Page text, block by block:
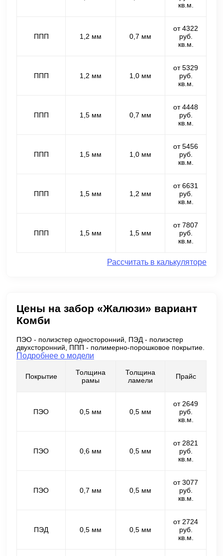
кв.м.
ППП 1,2 мм 0,7 мм
от 4322
руб.
кв.м.
ППП 1,2 мм 1,0 мм
от 5329
руб.
кв.м.
ППП 1,5 мм 0,7 мм
от 4448
руб.
кв.м.
ППП 1,5 мм 1,0 мм
от 5456
руб.
кв.м.
ППП 1,5 мм 1,2 мм
от 6631
руб.
кв.м.
ППП 1,5 мм 1,5 мм
от 7807
руб.
кв.м.
Рассчитать в калькуляторе
Цены на забор «Жалюзи» вариант
Комби
ПЭО - полиэстер односторонний, ПЭД - полиэстер
двухсторонний, ППП - полимерно-порошковое покрытие.
Подробнее о модели
Покрытие
Толщина
рамы
Толщина
ламели
Прайс
ПЭО 0,5 мм 0,5 мм
от 2649
руб.
кв.м.
ПЭО 0,6 мм 0,5 мм
от 2821
руб.
кв.м.
ПЭО 0,7 мм 0,5 мм
от 3077
руб.
кв.м.
ПЭД 0,5 мм 0,5 мм
от 2724
руб.
кв.м.